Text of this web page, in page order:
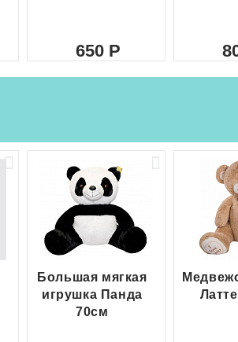
650
Большая мягкая
игрушка Панда
70см